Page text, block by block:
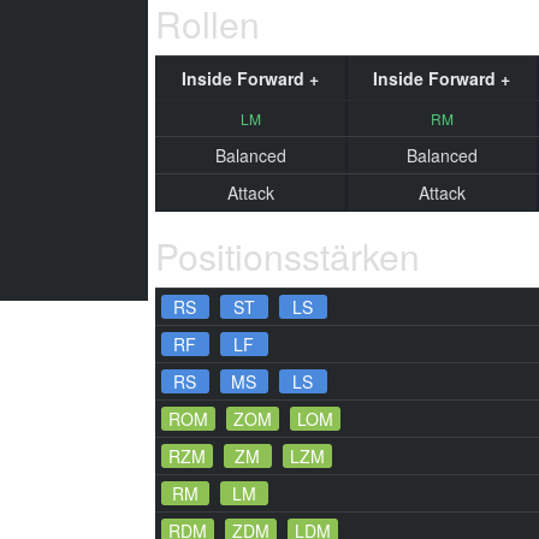
Rollen
Inside Forward +
LM
Balanced
Attack
Inside Forward +
RM
Balanced
Attack
Positionsstärken
RS ST
LS
RF
LF
RS
MS
LS
ROM
ZOM
LOM
RZM
ZM
LZM
RM
LM
RDM
ZDM LDM